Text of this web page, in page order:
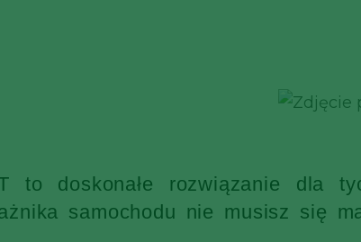
to doskonałe rozwiązanie dla
samochodu nie musisz się